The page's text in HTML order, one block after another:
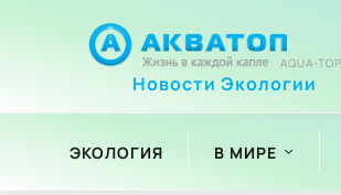
Новости Экологии
AQUA-
ЭКОЛОГИЯ В МИРЕ